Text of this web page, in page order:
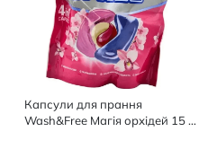
Капсули для прання
Wash&Free Магія орхідей 15 +